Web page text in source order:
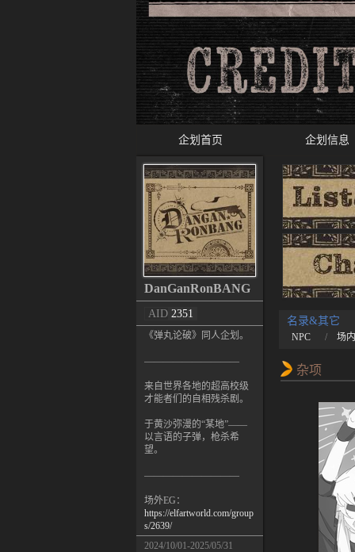
企划首页 企划信息
DanGanRonBANG
AID 2351
《弹丸论破》同人企划。
——————————
来自世界各地的超高校级
才能者们的自相残杀剧。
于黄沙弥漫的“某地”——
以言语的子弹，枪杀希
望。
——————————
场外EG：
https://elfartworld.com/group
s/2639/
2024/10/01-2025/05/31
名录&其它
NPC 场
杂项